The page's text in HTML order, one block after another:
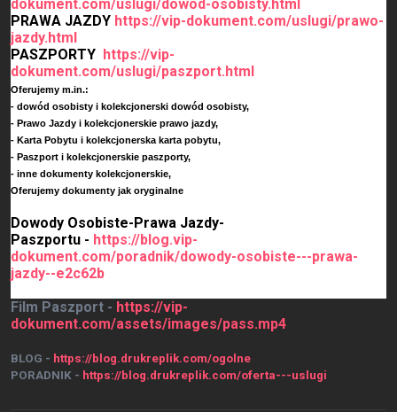
dokument.com/uslugi/dowod-osobisty.html
PRAWA JAZDY https://vip-dokument.com/uslugi/prawo-
jazdy.html
PASZPORTY https://vip-
dokument.com/uslugi/paszport.html
Oferujemy m.in.:
- dowód osobisty i kolekcjonerski dowód osobisty,
- Prawo Jazdy i kolekcjonerskie prawo jazdy,
- Karta Pobytu i kolekcjonerska karta pobytu,
- Paszport i kolekcjonerskie paszporty,
- inne dokumenty kolekcjonerskie,
Oferujemy dokumenty jak oryginalne
Dowody Osobiste-Prawa Jazdy-
Paszportu - https://blog.vip-
dokument.com/poradnik/dowody-osobiste---prawa-
jazdy--e2c62b
Film Paszport - https://vip-
dokument.com/assets/images/pass.mp4
BLOG - https://blog.drukreplik.com/ogolne
PORADNIK - https://blog.drukreplik.com/oferta---uslugi